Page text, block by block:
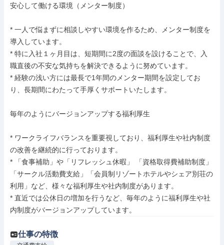
安心して働ける環境（メンター制度）
* 一人で悩まずに相談しやすい環境を作るため、メンター制度を
導入しています。
* 特に入社１ヶ月目は、短期間に2度の面談を設けることで、入
職直後の不安な気持ちを解決できるように努めています。
* 経験の浅い方には最長で1年間のメンター期間を設定してお
り、長期間にわたって手厚くサポートいたします。
毎年のようにバージョンアップする福利厚生
* ワークライフバランスを重要視しており、福利厚生や社内制度
の改善を継続的に行っております。
* 「食事補助」や「リフレッシュ休暇」 「資格取得費補助制度」
「サークル活動費支給」「会員制リゾートホテルやシェア別荘の
利用」など、様々な福利厚生や社内制度があります。
* 直近では公休日の増加を行うなど、毎年のように福利厚生や社
内制度がバージョンアップしています。
仕事の特徴